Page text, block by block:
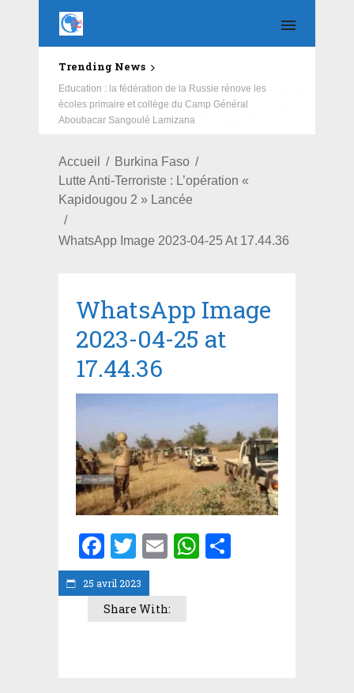
Trending News
Education : la fédération de la Russie rénove les
écoles primaire et collège du Camp Général
Aboubacar Sangoulé Lamizana
Accueil
Burkina Faso
Lutte Anti-Terroriste : L’opération «
Kapidougou 2 » Lancée
WhatsApp Image 2023-04-25 At 17.44.36
25 avril 2023
WhatsApp Image
2023-04-25 at
17.44.36
Facebook
Twitter
EmailWhatsApp
Share With: